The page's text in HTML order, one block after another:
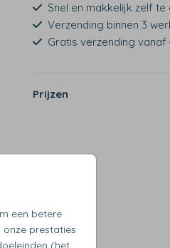
een betere
onze prestaties
(het
Snel en makkelijk zelf
Verzending binnen 3
Gratis verzending vanaf
Prijzen